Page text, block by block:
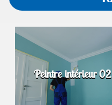
Peintre intérieur 02